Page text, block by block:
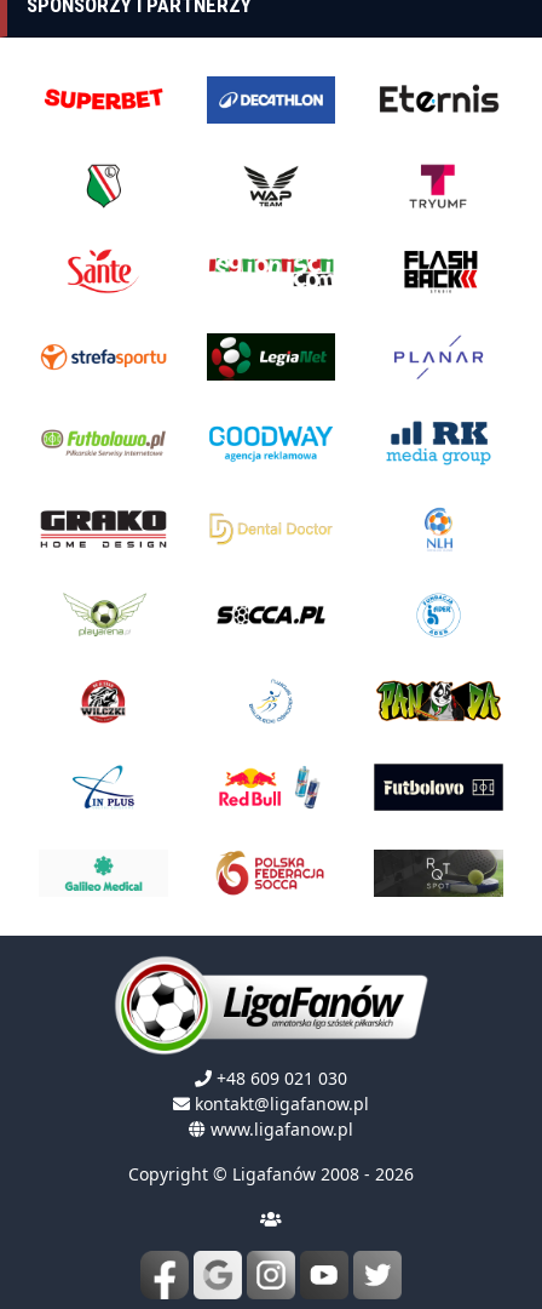
+48 609 021 030
kontakt@ligafanow.pl
www.ligafanow.pl
Copyright © Ligafanów 2008 - 2026